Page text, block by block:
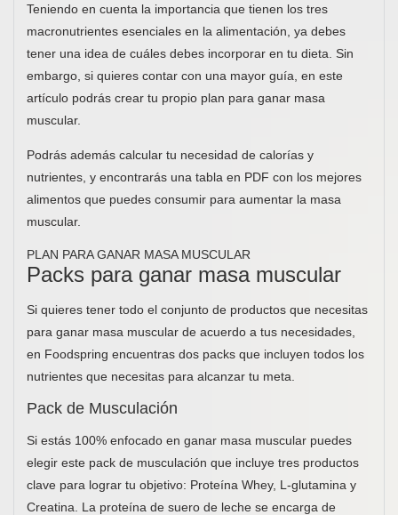
Teniendo en cuenta la importancia que tienen los tres
macronutrientes esenciales en la alimentación, ya debes
tener una idea de cuáles debes incorporar en tu dieta. Sin
embargo, si quieres contar con una mayor guía, en este
artículo podrás crear tu propio plan para ganar masa
muscular.
Podrás además calcular tu necesidad de calorías y
nutrientes, y encontrarás una tabla en PDF con los mejores
alimentos que puedes consumir para aumentar la masa
muscular.
PLAN PARA GANAR MASA MUSCULAR
Packs para ganar masa muscular
Si quieres tener todo el conjunto de productos que necesitas
para ganar masa muscular de acuerdo a tus necesidades,
en Foodspring encuentras dos packs que incluyen todos los
nutrientes que necesitas para alcanzar tu meta.
Pack de Musculación
Si estás 100% enfocado en ganar masa muscular puedes
elegir este pack de musculación que incluye tres productos
clave para lograr tu objetivo: Proteína Whey, L-glutamina y
Creatina. La proteína de suero de leche se encarga de